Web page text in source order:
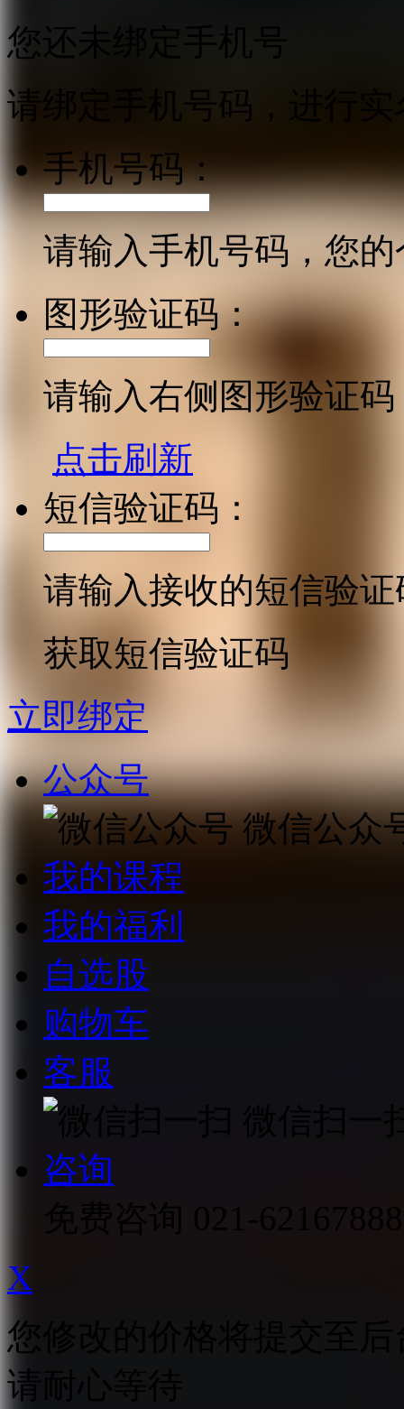
您还未绑定手机号
请绑定手机号码，进行
手机号码：
请输入手机号码，您
图形验证码：
请输入右侧图形验证码
点击刷新
短信验证码：
请输入接收的短信验证
获取短信验证码
立即绑定
公众号
微信公众
我的课程
我的福利
自选股
购物车
客服
咨询
X
您修改的价格将提交至
请耐心等待